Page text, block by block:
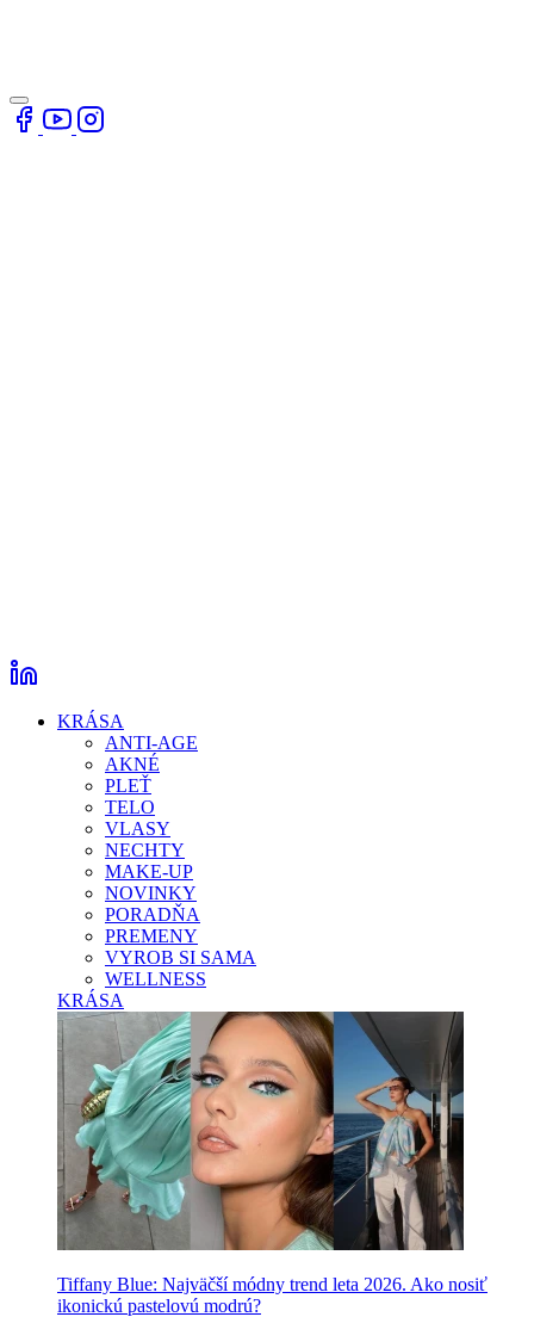
KRÁSA
ANTI-AGE
AKNÉ
PLEŤ
TELO
VLASY
NECHTY
MAKE-UP
NOVINKY
PORADŇA
PREMENY
VYROB SI SAMA
WELLNESS
KRÁSA
Tiffany Blue: Najväčší módny trend leta 2026. Ako nosiť
ikonickú pastelovú modrú?